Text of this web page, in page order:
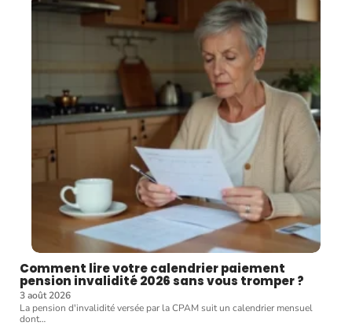
Comment lire votre calendrier paiement
pension invalidité 2026 sans vous tromper ?
3 août 2026
La pension d'invalidité versée par la CPAM suit un calendrier mensuel
dont…